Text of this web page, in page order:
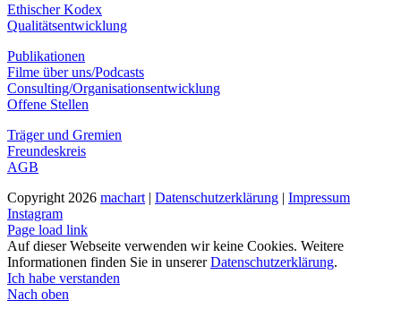
Ethischer Kodex
Qualitätsentwicklung
Publikationen
Filme über uns/Podcasts
Consulting/Organisationsentwicklung
Offene Stellen
Träger und Gremien
Freundeskreis
AGB
Copyright 2026 machart | Datenschutzerklärung | Impressum
Instagram
Page load link
Auf dieser Webseite verwenden wir keine Cookies. Weitere
Informationen finden Sie in unsererDatenschutzerklärung.
Ich habe verstanden
Nach oben